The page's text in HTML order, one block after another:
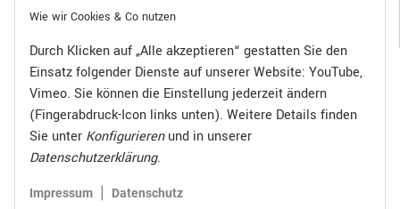
Wie wir Cookies & Co nutzen
Durch Klicken auf „Alle akzeptieren“ gestatten Sie den
Einsatz folgender Dienste auf unserer Website: YouTube,
Vimeo. Sie können die Einstellung jederzeit ändern
(Fingerabdruck-Icon links unten). Weitere Details finden
Sie unter Konfigurierenund in unserer
Datenschutzerklärung.
Impressum Datenschutz
Gesetzliche Informationen
Bezahlen Sie bequem per:
Zugestellt durch: